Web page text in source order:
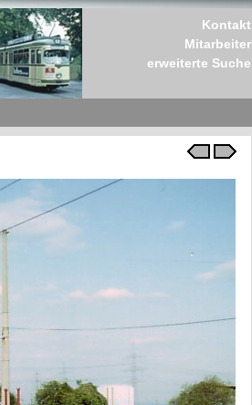
Kontakt
Mitarbeiter
erweiterte Suche